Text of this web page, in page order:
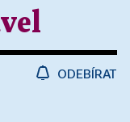
ODEBÍRAT